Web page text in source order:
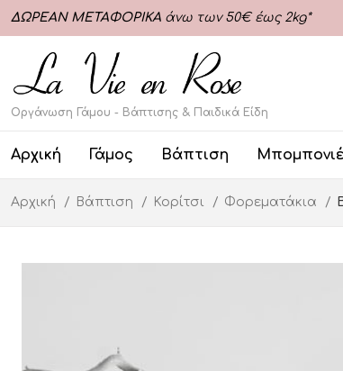
ΔΩΡΕΑΝ ΜΕΤΑΦΟΡΙΚΑ άνω των 50€ έως 2kg*
Οργάνωση Γάμου - Βάπτισης & Παιδικά Είδη
Αρχική Γάμος Βάπτιση
Αρχική Βάπτιση Κορίτσι Φορεματάκια